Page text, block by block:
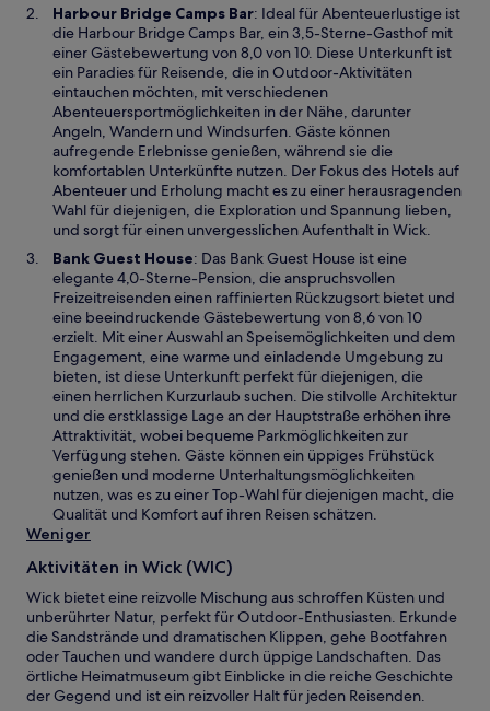
n
F
e
n
s
t
e
r
g
e
ö
f
f
n
e
t
Harbour Bridge Camps BarW
i
r
d
i
n
e
i
n
e
m
n
u
e
n
F
e
n
s
t
e
r
g
e
ö
f
t
: Ideal für Abenteuerlustige ist
die Harbour Bridge Camps Bar, ein 3,5-Sterne-Gasthof mit
einer Gästebewertung von 8,0 von 10. Diese Unterkunft ist
ein Paradies für Reisende, die in Outdoor-Aktivitäten
eintauchen möchten, mit verschiedenen
Abenteuersportmöglichkeiten in der Nähe, darunter
Angeln, Wandern und Windsurfen. Gäste können
aufregende Erlebnisse genießen, während sie die
komfortablen Unterkünfte nutzen. Der Fokus des Hotels auf
Abenteuer und Erholung macht es zu einer herausragenden
Wahl für diejenigen, die Exploration und Spannung lieben,
und sorgt für einen unvergesslichen Aufenthalt in Wick.
Bank Guest HouseW
i
r
d
i
n
e
i
n
e
m
n
e
u
F
e
n
s
t
e
r
: Das Bank Guest House ist eine
elegante 4,0-Sterne-Pension, die anspruchsvollen
Freizeitreisenden einen raffinierten Rückzugsort bietet und
eine beeindruckende Gästebewertung von 8,6 von 10
erzielt. Mit einer Auswahl an Speisemöglichkeiten und dem
Engagement, eine warme und einladende Umgebung zu
bieten, ist diese Unterkunft perfekt für diejenigen, die
einen herrlichen Kurzurlaub suchen. Die stilvolle Architektur
und die erstklassige Lage an der Hauptstraße erhöhen ihre
Attraktivität, wobei bequeme Parkmöglichkeiten zur
Verfügung stehen. Gäste können ein üppiges Frühstück
genießen und moderne Unterhaltungsmöglichkeiten
nutzen, was es zu einer Top-Wahl für diejenigen macht, die
Qualität und Komfort auf ihren Reisen schätzen.
Weniger
Aktivitäten in Wick (WIC)
Wick bietet eine reizvolle Mischung aus schroffen Küsten und
unberührter Natur, perfekt für Outdoor-Enthusiasten. Erkunde
die Sandstrände und dramatischen Klippen, gehe Bootfahren
oder Tauchen und wandere durch üppige Landschaften. Das
örtliche Heimatmuseum gibt Einblicke in die reiche Geschichte
der Gegend und ist ein reizvoller Halt für jeden Reisenden.